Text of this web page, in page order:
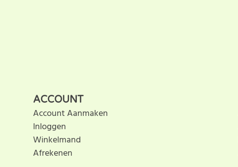
ACCOUNT
Account Aanmaken
Inloggen
Winkelmand
Afrekenen